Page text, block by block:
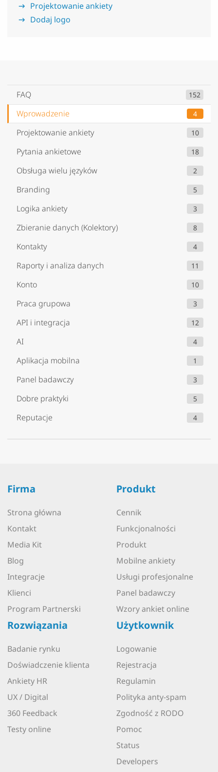
FAQ 152
Wprowadzenie 4
Projektowanie ankiety 10
Pytania ankietowe 18
Obsługa wielu języków 2
Branding 5
Logika ankiety 3
Zbieranie danych (Kolektory) 8
Kontakty 4
Raporty i analiza danych 11
Konto 10
Praca grupowa 3
API i integracja 12
AI 4
Aplikacja mobilna 1
Panel badawczy 3
Dobre praktyki 5
Reputacje 4
Projektowanie ankiety
Dodaj logo
Firma
Strona główna
Kontakt
Media Kit
Blog
Integracje
Klienci
Program Partnerski
Produkt
Cennik
Funkcjonalności
Produkt
Mobilne ankiety
Usługi profesjonalne
Panel badawczy
Wzory ankiet online
Rozwiązania
Badanie rynku
Doświadczenie klienta
Ankiety HR
UX / Digital
360 Feedback
Testy online
Użytkownik
Logowanie
Rejestracja
Regulamin
Polityka anty-spam
Zgodność z RODO
Pomoc
Status
Developers